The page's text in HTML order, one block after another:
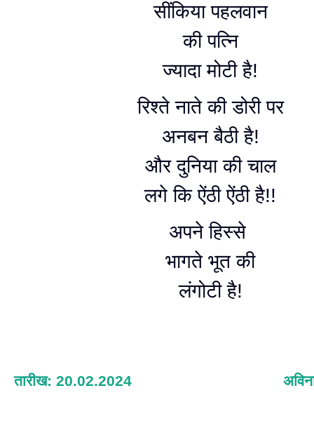
सींकिया पहलवान
की पत्नि
ज्यादा मोटी है!
रिश्ते नाते की डोरी पर
अनबन बैठी है!
और दुनिया की चाल
लगे कि ऐंठी ऐंठी है!!
अपने हिस्से
भागते भूत की
लंगोटी है!
तारीख: 20.02.2024